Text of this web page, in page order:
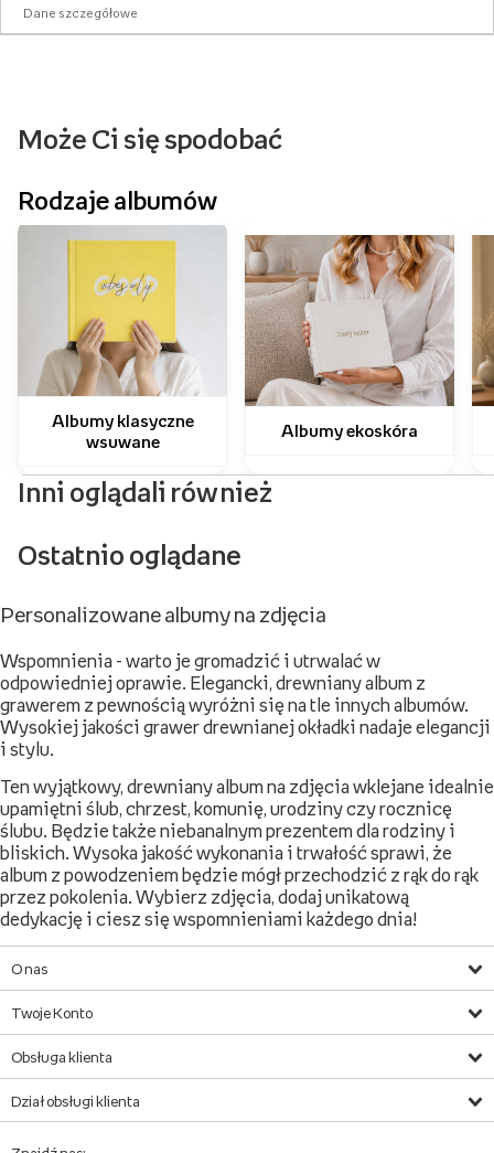
Dane szczegółowe
Może Ci się spodobać
Rodzaje albumów
Albumy klasyczne
Inni oglądali również
Personalizowane albumy na zdjęcia
Wspomnienia - warto je gromadzić i utrwalać w
odpowiedniej oprawie. Elegancki, drewniany album z
grawerem z pewnością wyróżni się na tle innych albumów.
Wysokiej jakości grawer drewnianej okładki nadaje elegancji
i stylu.
Ten wyjątkowy, drewniany album na zdjęcia wklejane idealnie
upamiętni ślub, chrzest, komunię, urodziny czy rocznicę
ślubu. Będzie także niebanalnym prezentem dla rodziny i
bliskich. Wysoka jakość wykonania i trwałość sprawi, że
album z powodzeniem będzie mógł przechodzić z rąk do rąk
przez pokolenia. Wybierz zdjęcia, dodaj unikatową
O nas
Twoje Konto
Obsługa klienta